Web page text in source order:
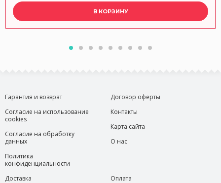
В КОРЗИНУ
Гарантия и возврат
Согласие на использование
cookies
Согласие на обработку
данных
Политика
конфиденциальности
Договор оферты
Контакты
Карта сайта
О нас
Доставка
Оплата